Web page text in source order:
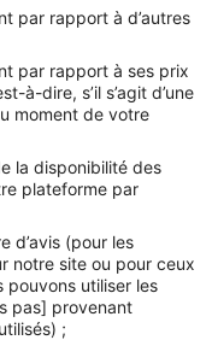
par rapport à d’autres
par rapport à ses prix
à-dire, s’il s’agit d’une
moment de votre
la disponibilité des
plateforme par
d’avis (pour les
notre site ou pour ceux
pouvons utiliser les
pas] provenant
;